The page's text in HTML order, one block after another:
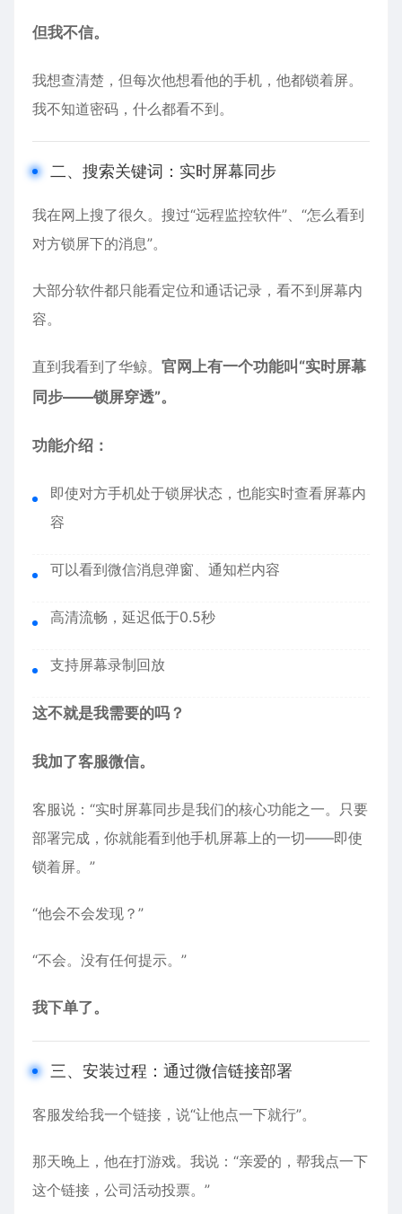
但我不信。
我想查清楚，但每次他想看他的手机，他都锁着屏。
我不知道密码，什么都看不到。
二、搜索关键词：实时屏幕同步
我在网上搜了很久。搜过“远程监控软件”、“怎么看到
对方锁屏下的消息”。
大部分软件都只能看定位和通话记录，看不到屏幕内
容。
直到我看到了华鲸。 官网上有一个功能叫“实时屏幕
同步——锁屏穿透”。
功能介绍：
即使对方手机处于锁屏状态，也能实时查看屏幕内
容
可以看到微信消息弹窗、通知栏内容
高清流畅，延迟低于0.5秒
支持屏幕录制回放
这不就是我需要的吗？
我加了客服微信。
客服说：“实时屏幕同步是我们的核心功能之一。只要
部署完成，你就能看到他手机屏幕上的一切——即使
锁着屏。”
“他会不会发现？”
“不会。没有任何提示。”
我下单了。
三、安装过程：通过微信链接部署
客服发给我一个链接，说“让他点一下就行”。
那天晚上，他在打游戏。我说：“亲爱的，帮我点一下
这个链接，公司活动投票。”